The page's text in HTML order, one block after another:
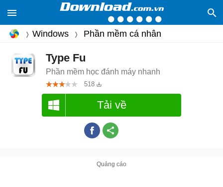
Windows Phần mềm cá nhân
Type Fu
Phần mềm học đánh máy nhanh
518
Tải về